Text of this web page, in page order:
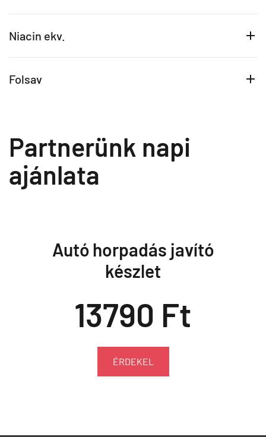
Niacin ekv.
Folsav
Partnerünk napi
ajánlata
Autó horpadás javító
készlet
13790 Ft
ÉRDEKEL